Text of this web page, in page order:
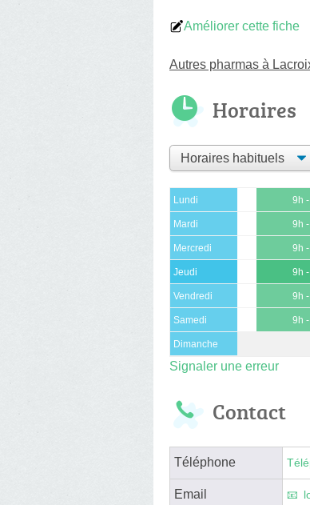
Améliorer cette fiche
Autres pharmas à
Horaires
Lundi 9h
Mardi 9h
Mercredi 9h
Jeudi 9h
Vendredi 9h
Samedi 9h
Dimanche
Signaler une erreur
Contact
Téléphone
Email